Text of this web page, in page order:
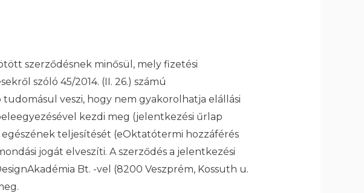
szerződésnek minősül, mely fizetési
szóló 45/2014. (II. 26.) számú
veszi, hogy nem gyakorolhatja elállási
kezdi meg (jelentkezési űrlap
teljesítését (eOktatótermi hozzáférés
jogát elveszíti. A szerződés a jelentkezési
Bt. -vel (8200 Veszprém, Kossuth u.